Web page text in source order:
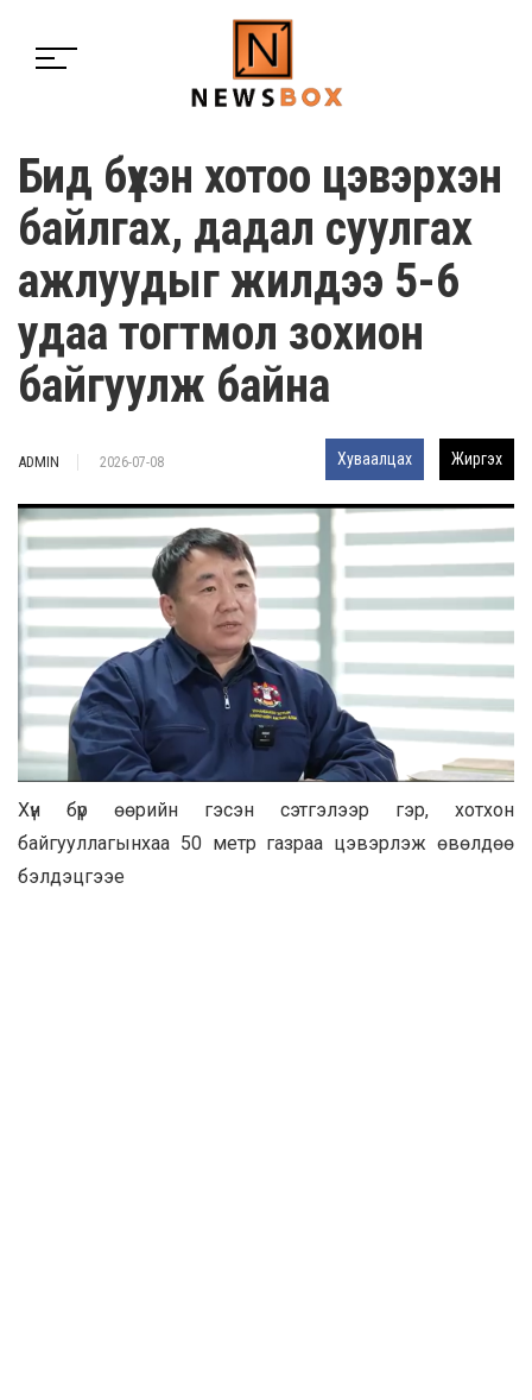
Бид бүхэн хотоо цэвэрхэн
байлгах, дадал суулгах
ажлуудыг жилдээ 5-6
удаа тогтмол зохион
байгуулж байна
ADMIN 2026-07-08 Хуваалцах Жиргэх
Хүн бүр өөрийн гэсэн сэтгэлээр гэр, хотхон
байгууллагынхаа 50 метр газраа цэвэрлэж өвөлдөө
бэлдэцгээе